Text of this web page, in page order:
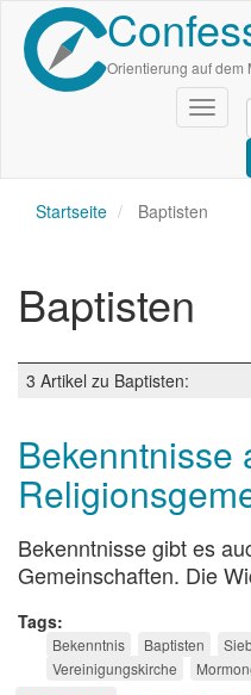
Direkt
zum
Inhalt
Orientierung auf dem
Startseite Baptisten
Baptisten
3 Artikel zu Baptisten:
Bekenntnisse
Bekenntnisse gibt es
Gemeinschaften. Die
Tags
Bekenntnis Baptisten
Vereinigungskirche